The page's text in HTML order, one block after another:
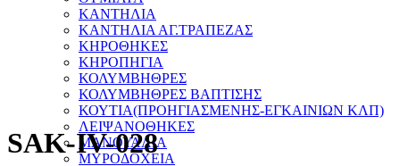
ΚΑΝΤΗΛΙΑ
ΚΑΝΤΗΛΙΑ ΑΓ.ΤΡΑΠΕΖΑΣ
ΚΗΡΟΘΗΚΕΣ
ΚΗΡΟΠΗΓΙΑ
ΚΟΛΥΜΒΗΘΡΕΣ
ΚΟΛΥΜΒΗΘΡΕΣ ΒΑΠΤΙΣΗΣ
ΚΟΥΤΙΑ(ΠΡΟΗΓΙΑΣΜΕΝΗΣ-ΕΓΚΑΙΝΙΩΝ ΚΛΠ)
ΛΕΙΨΑΝΟΘΗΚΕΣ
ΜΑΝΟΥΑΛΙΑ
ΜΥΡΟΔΟΧΕΙΑ
SAK-IV-028